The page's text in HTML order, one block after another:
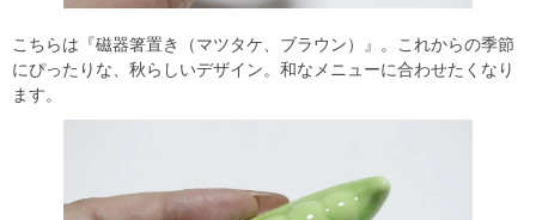
こちらは『磁器箸置き（マツタケ、ブラウン）』。これからの季節
にぴったりな、秋らしいデザイン。和なメニューに合わせたくなり
ます。